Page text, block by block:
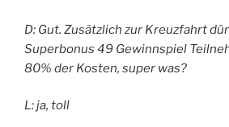
D: Gut. Zusätzlich zur Kreuzfahrt
Superbonus 49 Gewinnspiel
80% der Kosten, super was?
L: ja, toll